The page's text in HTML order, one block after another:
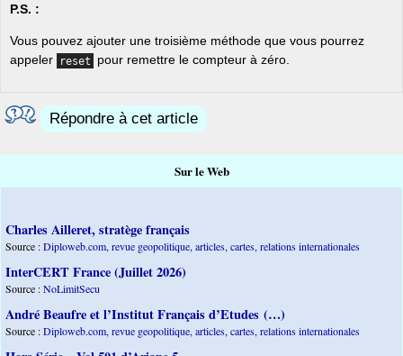
P.S. :
Vous pouvez ajouter une troisième méthode que vous pourrez
appeler
reset pour remettre le compteur à zéro.
Répondre à cet article
Sur le Web
Charles Ailleret, stratège français
Source :Diploweb.com, revue geopolitique, articles, cartes, relations internationales
InterCERT France (Juillet 2026)
Source :NoLimitSecu
André Beaufre et l’Institut Français d’Etudes (…)
Source :Diploweb.com, revue geopolitique, articles, cartes, relations internationales